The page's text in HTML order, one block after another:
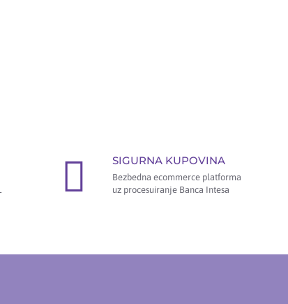
SIGURNA KUPOVINA
Bezbedna ecommerce platforma
uz procesuiranje Banca Intesa